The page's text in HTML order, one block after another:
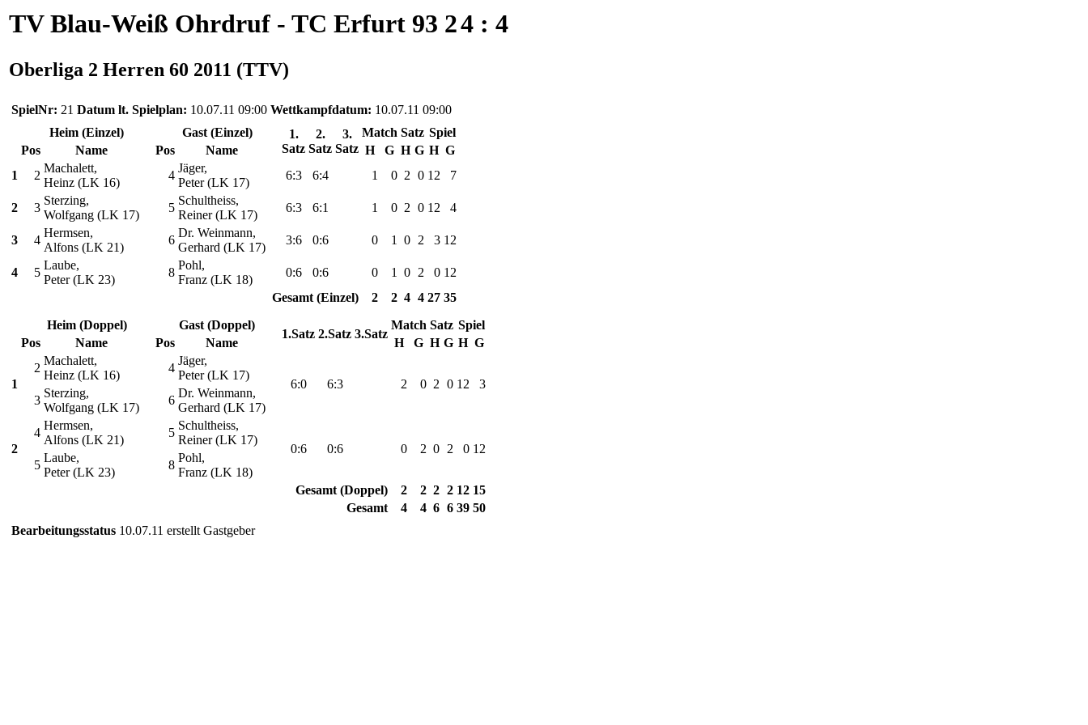
TV Blau-Weiß Ohrdruf - TC Erfurt 93 24 : 4
Oberliga 2 Herren 60 2011 (TTV)
SpielNr: 21 Datum lt. Spielplan: 10.07.11 09:00 Wettkampfdatum: 10.07.11 09:00
Heim (Einzel)
Gast (Einzel)
1.
Satz
2.
Satz
3.
Satz
Match Satz Spiel
Pos
Name Pos Name H G H G H G
1
2
Machalett,
Heinz (LK 16)
4
Jäger,
Peter (LK 17)
6:3 6:4 1 0 2 0 12 7
2 3
Sterzing,
Wolfgang (LK 17)
5
Schultheiss,
Reiner (LK 17)
6:3 6:1 1 0 2 0 12 4
3 4
Hermsen,
Alfons (LK 21)
6
Dr. Weinmann,
Gerhard (LK 17)
3:6 0:6 0 1 0 2 3 12
4 5
Laube,
Peter (LK 23)
8
Pohl,
Franz (LK 18)
0:6 0:6 0 1 0 2 0 12
Gesamt (Einzel)
2 2 4 4 27 35
Heim (Doppel)
Gast (Doppel)
1.Satz 2.Satz 3.Satz
Match Satz Spiel
Pos
Name Pos Name H G H G H G
1
2
Machalett,
Heinz (LK 16)
4
Jäger,
Peter (LK 17)
6:0 6:3 2 0 2 0 12
3
3
Sterzing,
Wolfgang (LK 17)
6
Dr. Weinmann,
Gerhard (LK 17)
2
4
Hermsen,
Alfons (LK 21)
5
Schultheiss,
Reiner (LK 17)
0:6 0:6 0 2 0 2 0 12
5
Laube,
Peter (LK 23)
8
Pohl,
Franz (LK 18)
Gesamt (Doppel)
2 2 2 2 12 15
Gesamt
4 4 6 6 39 50
Bearbeitungsstatus 10.07.11 erstellt Gastgeber